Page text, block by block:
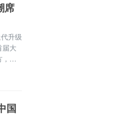
席
升级
届大
，广
城
国